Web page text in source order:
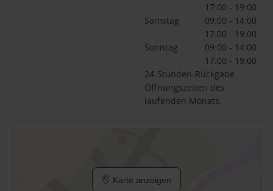
17:00 - 19:00
Samstag
09:00 - 14:00
17:00 - 19:00
Sonntag
09:00 - 14:00
17:00 - 19:00
24-Stunden-Rückgabe.
Öffnungszeiten des
laufenden Monats.
Karte anzeigen